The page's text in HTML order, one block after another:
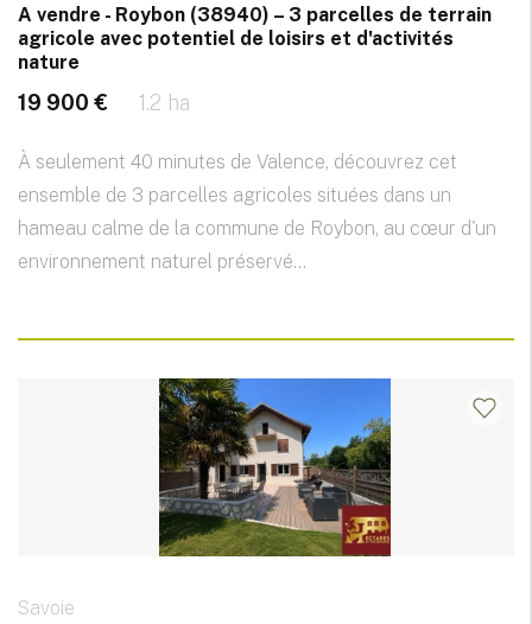
A vendre - Roybon (38940) – 3 parcelles de terrain
agricole avec potentiel de loisirs et d'activités
nature
19 900 € 1.2 ha
À seulement 40 minutes de Valence, découvrez cet
ensemble de 3 parcelles agricoles situées dans un
hameau calme de la commune de Roybon, au cœur d'un
environnement naturel préservé...
Savoie